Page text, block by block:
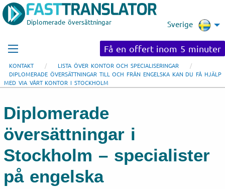
Diplomerade översättningar Sverige
Få en offert inom 5 minuter
KONTAKT
LISTA ÖVER KONTOR OCH SPECIALISERINGAR
DIPLOMERADE ÖVERSÄTTNINGAR TILL OCH FRÅN ENGELSKA KAN DU FÅ HJÄLP
MED VIA VÅRT KONTOR I STOCKHOLM
Diplomerade
översättningar i
Stockholm – specialister
på engelska